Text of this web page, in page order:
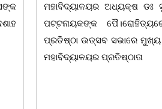
ଏବଂ ସ୍ଥାୟୀ ବିକାଶ ଦିଗରେ ଆଉ
ପଦକ୍ଷେପ ନିଆଯାଇଛି।
ଲୋକସେବା ଭବନ ସ୍ଥିତ
ପ୍ରକୋଷ୍ଠରେ ବାଲୁଗାଁ